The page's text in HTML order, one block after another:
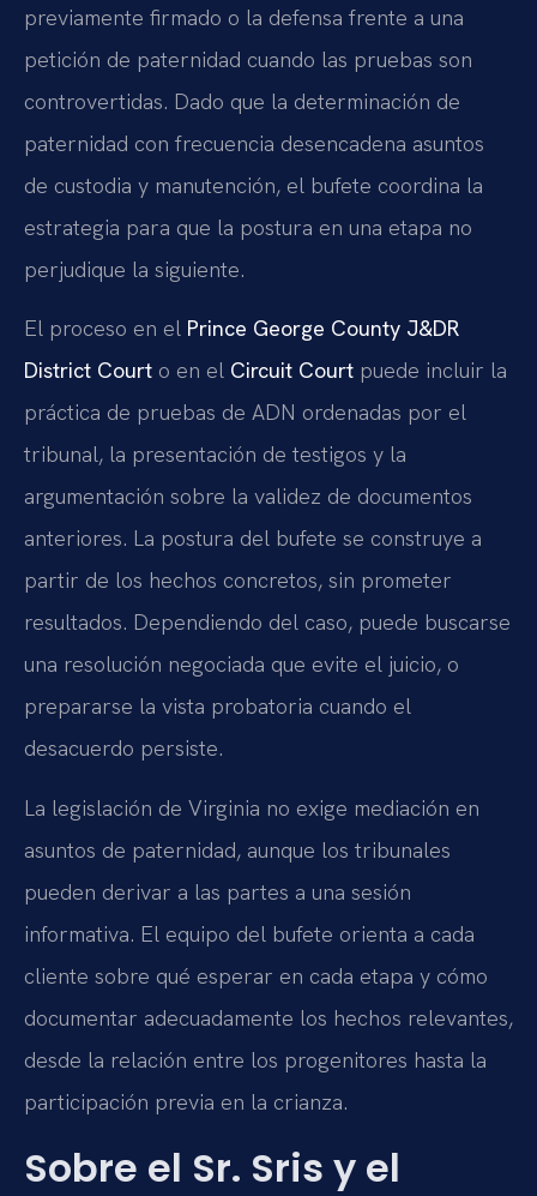
previamente firmado o la defensa frente a una
petición de paternidad cuando las pruebas son
controvertidas. Dado que la determinación de
paternidad con frecuencia desencadena asuntos
de custodia y manutención, el bufete coordina la
estrategia para que la postura en una etapa no
perjudique la siguiente.
El proceso en el Prince George County J&DR
District Court o en el Circuit Court puede incluir la
práctica de pruebas de ADN ordenadas por el
tribunal, la presentación de testigos y la
argumentación sobre la validez de documentos
anteriores. La postura del bufete se construye a
partir de los hechos concretos, sin prometer
resultados. Dependiendo del caso, puede buscarse
una resolución negociada que evite el juicio, o
prepararse la vista probatoria cuando el
desacuerdo persiste.
La legislación de Virginia no exige mediación en
asuntos de paternidad, aunque los tribunales
pueden derivar a las partes a una sesión
informativa. El equipo del bufete orienta a cada
cliente sobre qué esperar en cada etapa y cómo
documentar adecuadamente los hechos relevantes,
desde la relación entre los progenitores hasta la
participación previa en la crianza.
Sobre el Sr. Sris y el